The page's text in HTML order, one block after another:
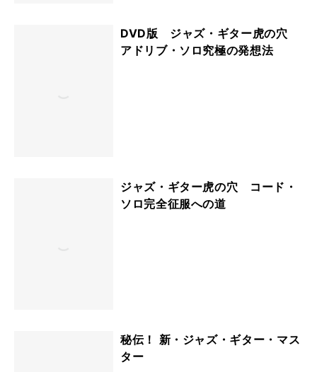
DVD版 ジャズ・ギター虎の穴
アドリブ・ソロ究極の発想法
ジャズ・ギター虎の穴 コード・
ソロ完全征服への道
秘伝！ 新・ジャズ・ギター・マス
ター